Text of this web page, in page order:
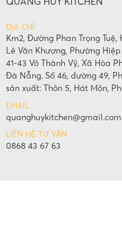
ĐỊA CHỈ
Km2, Đường Phan Trọng Tuệ,
Lê Văn Khương, Phường
41-43 Võ Thành Vỹ, Xã Hòa
Đà Nẵng. Số 46, đường 49,
sản xuất: Thôn 5, Hát Môn,
EMAIL
quanghuykitchen@gmail.com
LIÊN HỆ TƯ VẤN
0868 43 67 63